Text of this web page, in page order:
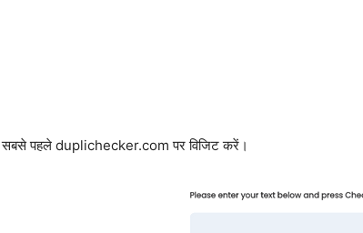
सबसे पहले duplichecker.com पर विजिट करें।